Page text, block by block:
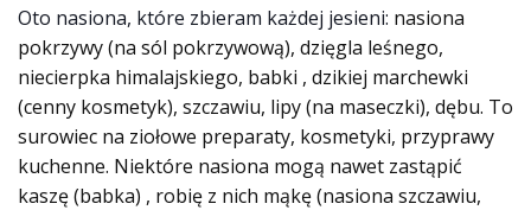
Oto nasiona, które zbieram każdej jesieni: nasiona
pokrzywy (na sól pokrzywową), dzięgla leśnego,
niecierpka himalajskiego, babki , dzikiej marchewki
(cenny kosmetyk), szczawiu, lipy (na maseczki), dębu. To
surowiec na ziołowe preparaty, kosmetyki, przyprawy
kuchenne. Niektóre nasiona mogą nawet zastąpić
kaszę (babka) , robię z nich mąkę (nasiona szczawiu,